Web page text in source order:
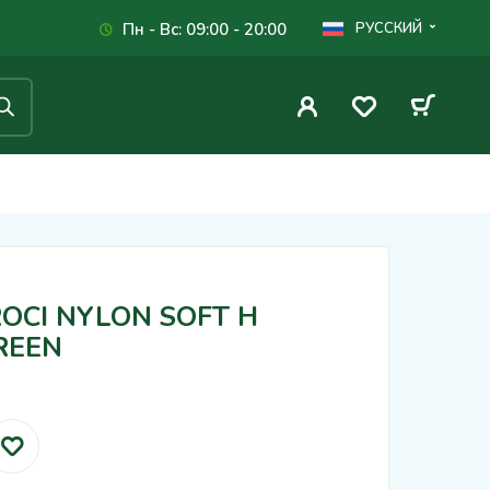
Пн - Вс: 09:00 - 20:00 РУССКИЙ
NYLON SOFT H